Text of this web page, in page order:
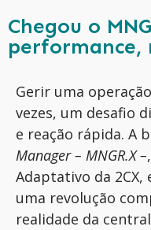
Chegou o
performance,
Gerir uma
vezes, um desafio
e reação rápida. A
Manager – MNGR.X –
Adaptativo da
uma revolução
realidade da